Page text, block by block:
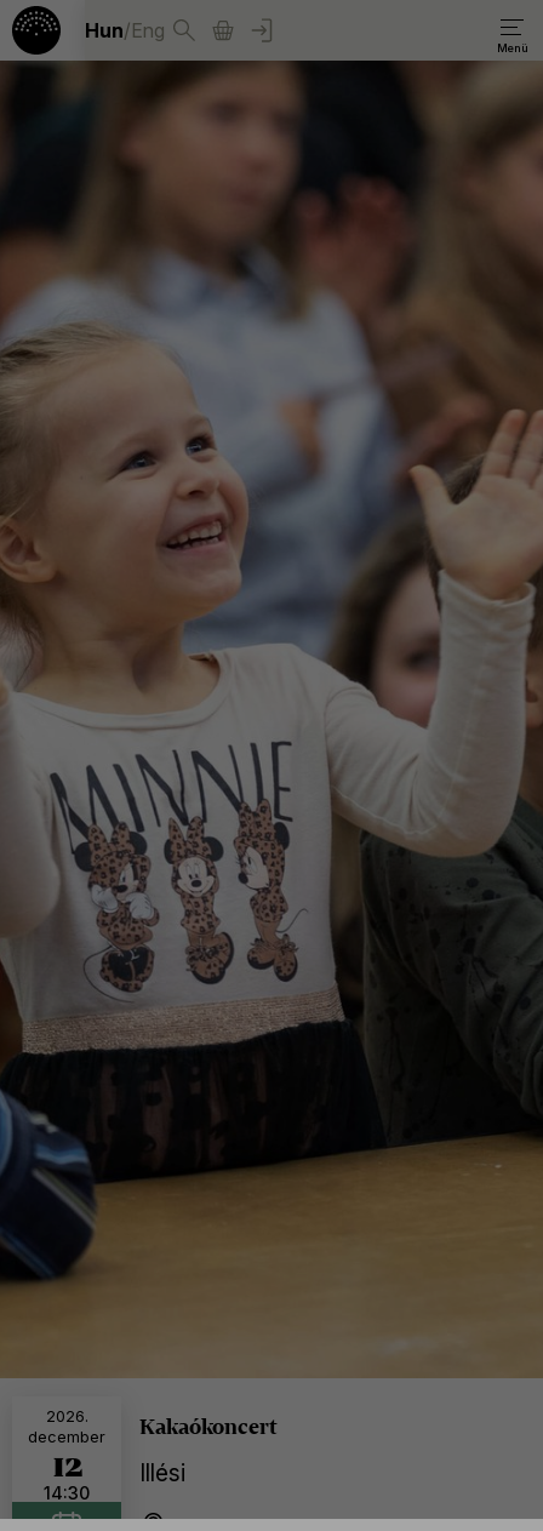
Hun/Eng
Kakaókoncert
Illési
2026.
december
12
14:30